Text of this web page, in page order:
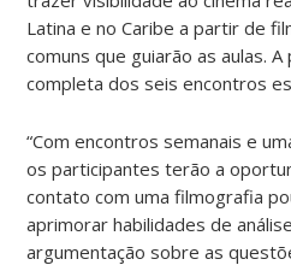
Latina e no Caribe a partir de
comuns que guiarão as aulas.
completa dos seis encontros
“Com encontros semanais e
os participantes terão a
contato com uma filmografia
aprimorar habilidades de
argumentação sobre as